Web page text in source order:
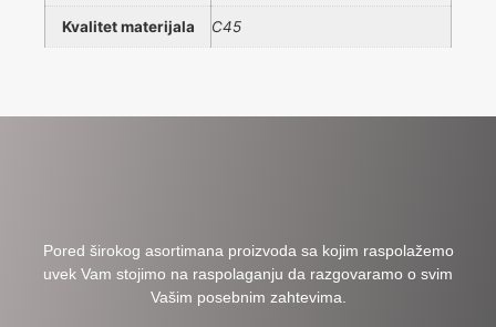
Kvalitet materijala C45
Pored širokog asortimana proizvoda sa kojim raspolažemo
uvek Vam stojimo na raspolaganju da razgovaramo o svim
Vašim posebnim zahtevima.